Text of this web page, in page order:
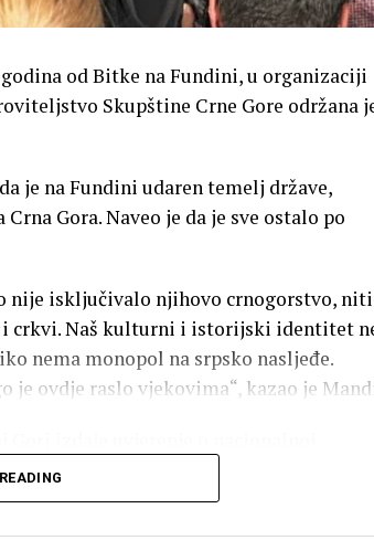
od Bitke na Fundini, u organizaciji
Skupštine Crne Gore održana
je na Fundini udaren temelj države,
Gora. Naveo je da je sve ostalo po
nije isključivalo njihovo crnogorstvo,
crkvi. Naš kulturni i istorijski identitet
nema monopol na srpsko nasljeđe.
je ovdje raslo vjekovima“, kazao je